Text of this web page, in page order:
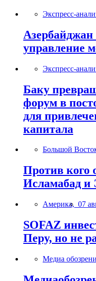
Экспресс-
Азербайджан
управление
Экспресс-
Баку
форум в
для
капитала
Большой
Против кого
Исламабад и
Америка, 07
SOFAZ
Перу, но не
Медиа